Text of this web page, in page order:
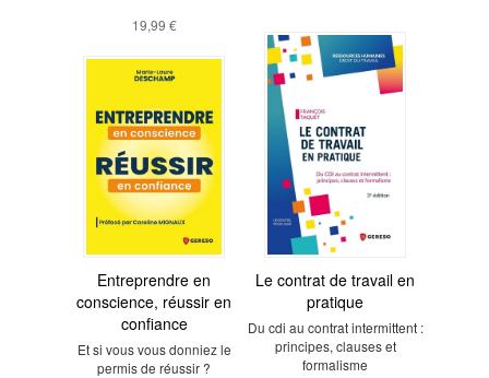
19,99 €
Entreprendre en
conscience, réussir en
confiance
Et si vous vous donniez le
permis de réussir ?
Le contrat de travail en
pratique
Du cdi au contrat intermittent :
principes, clauses et
formalisme